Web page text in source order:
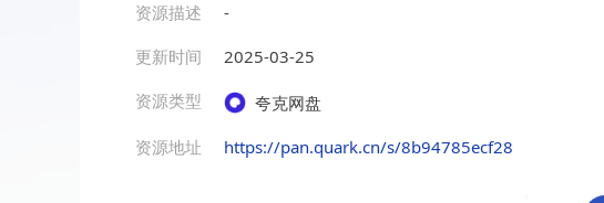
资源描述
-
更新时间
2025-03-25
资源类型
夸克网盘
资源地址
https://pan.quark.cn/s/8b94785ecf28